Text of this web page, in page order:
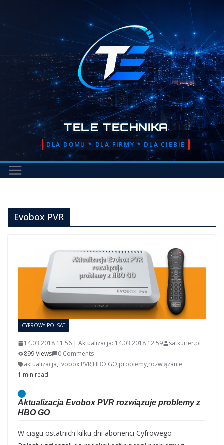
TELE TECHNIKA
DLA DOMU * DLA FIRMY * DLA CIEBIE
Evobox PVR
CYFROWY POLSAT
14.03.2018 11.56 | Aktualizacja: 14.03.2018 12.59
satkurier.pl
899 Views
0 Comments
aktualizacja,Evobox PVR,HBO GO,problemy,rozwiązanie
1 min read
Aktualizacja Evobox PVR rozwiązuje problemy z
HBO GO
W ciągu ostatnich kilku dni abonenci Cyfrowego